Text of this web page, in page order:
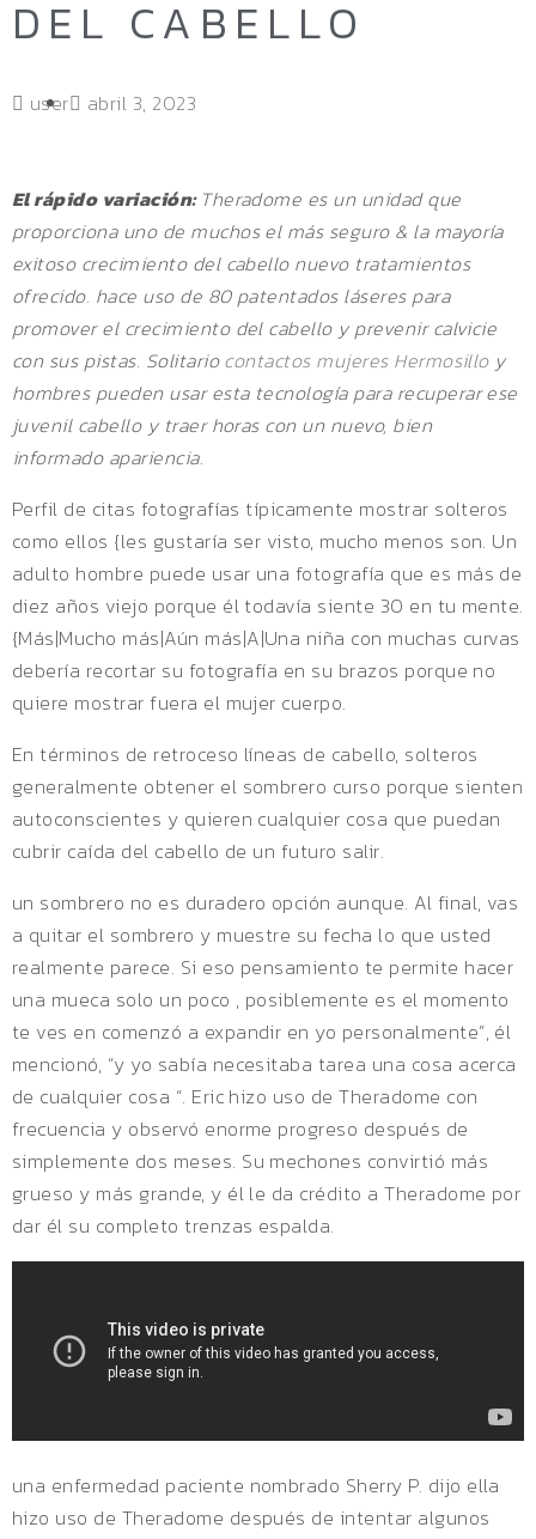
DEL CABELLO
user abril 3, 2023
El rápido variación: Theradome es un unidad que
proporciona uno de muchos el más seguro & la mayoría
exitoso crecimiento del cabello nuevo tratamientos
ofrecido. hace uso de 80 patentados láseres para
promover el crecimiento del cabello y prevenir calvicie
con sus pistas. Solitariocontactos mujeres Hermosilloy
hombres pueden usar esta tecnología para recuperar ese
juvenil cabello y traer horas con un nuevo, bien
informado apariencia.
Perfil de citas fotografías típicamente mostrar solteros
como ellos {les gustaría ser visto, mucho menos son. Un
adulto hombre puede usar una fotografía que es más de
diez años viejo porque él todavía siente 30 en tu mente.
{Más|Mucho más|Aún más|A|Una niña con muchas curvas
debería recortar su fotografía en su brazos porque no
quiere mostrar fuera el mujer cuerpo.
En términos de retroceso líneas de cabello, solteros
generalmente obtener el sombrero curso porque sienten
autoconscientes y quieren cualquier cosa que puedan
cubrir caída del cabello de un futuro salir.
un sombrero no es duradero opción aunque. Al final, vas
a quitar el sombrero y muestre su fecha lo que usted
realmente parece. Si eso pensamiento te permite hacer
una mueca solo un poco , posiblemente es el momento
te ves en comenzó a expandir en yo personalmente”, él
mencionó, “y yo sabía necesitaba tarea una cosa acerca
de cualquier cosa “. Eric hizo uso de Theradome con
frecuencia y observó enorme progreso después de
simplemente dos meses. Su mechones convirtió más
grueso y más grande, y él le da crédito a Theradome por
dar él su completo trenzas espalda.
una enfermedad paciente nombrado Sherry P. dijo ella
hizo uso de Theradome después de intentar algunos